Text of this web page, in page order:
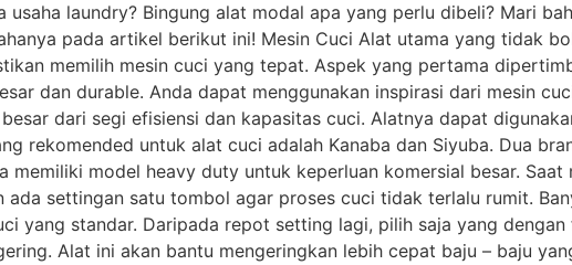
usaha laundry? Bingung alat modal apa yang perlu dibeli? Mari
pada artikel berikut ini! Mesin Cuci Alat utama yang tidak
memilih mesin cuci yang tepat. Aspek yang pertama
dan durable. Anda dapat menggunakan inspirasi dari mesin
dari segi efisiensi dan kapasitas cuci. Alatnya dapat
rekomended untuk alat cuci adalah Kanaba dan Siyuba. Dua
memiliki model heavy duty untuk keperluan komersial besar.
ada settingan satu tombol agar proses cuci tidak terlalu rumit.
yang standar. Daripada repot setting lagi, pilih saja yang
Alat ini akan bantu mengeringkan lebih cepat baju – baju